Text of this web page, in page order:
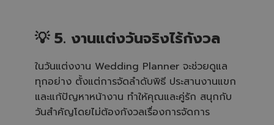
💡 5. งานแต่งวันจริงไร้กังวล
ในวันแต่งงาน Wedding Planner จะช่วยดูแล
ทุกอย่าง ตั้งแต่การจัดลำดับพิธี ประสานงานแขก
และแก้ปัญหาหน้างาน ทำให้คุณและคู่รัก สนุกกับ
วันสำคัญโดยไม่ต้องกังวลเรื่องการจัดการ